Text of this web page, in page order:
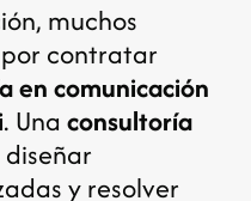
muchos
contratar
en comunicación
. Una consultoría
y resolver